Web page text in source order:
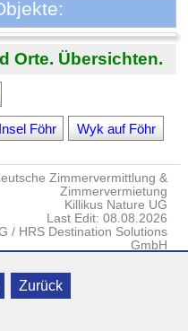
Orte. Übersichten.
Insel Föhr Wyk auf Föhr
Zimmervermittlung &
Zimmervermietung
Killikus Nature UG
Last Edit: 08.08.2026
/ HRS Destination Solutions
GmbH
Nature UG · Gielow · Fritz-
18Zurück